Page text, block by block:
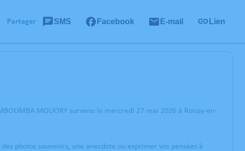
Partager SMS Facebook E-mail Lien
MOUORY survenu le mercredi 27 mai 2026 à Roissy-en-
photos souvenirs, une anecdote ou exprimer vos pensées à